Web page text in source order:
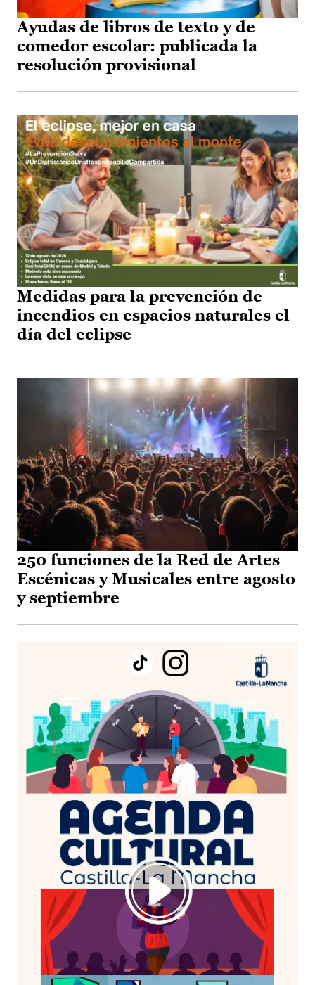
Ayudas de libros de texto y de
comedor escolar: publicada la
resolución provisional
Medidas para la prevención de
incendios en espacios naturales el
día del eclipse
250 funciones de la Red de Artes
Escénicas y Musicales entre agosto
y septiembre